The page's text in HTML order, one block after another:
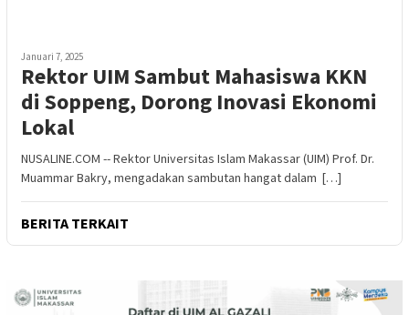
Januari 7, 2025
Rektor UIM Sambut Mahasiswa KKN
di Soppeng, Dorong Inovasi Ekonomi
Lokal
NUSALINE.COM -- Rektor Universitas Islam Makassar (UIM) Prof. Dr.
Muammar Bakry, mengadakan sambutan hangat dalam […]
BERITA TERKAIT